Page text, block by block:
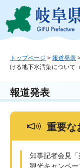
ジ
ュ
本
トップページ > 報道発表
ける地下水汚染について
報道発表
重要な
知事記者会見
観光キャンペ